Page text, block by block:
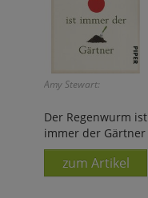
Amy Stewart:
Der Regenwurm ist
immer der Gärtner
zum Artikel